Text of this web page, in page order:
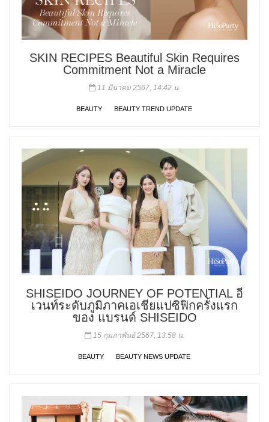
SKIN RECIPES Beautiful Skin Requires
Commitment Not a Miracle
11 มีนาคม 2567, 14:42 น.
BEAUTY BEAUTY TREND UPDATE
SHISEIDO JOURNEY OF POTENTIAL อี
เวนท์ระดับภูมิภาคเอเชียแปซิฟิกครั้งแรก
ของ แบรนด์ SHISEIDO
15 กุมภาพันธ์ 2567, 13:58 น.
BEAUTY BEAUTY NEWS UPDATE